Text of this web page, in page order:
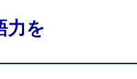
力を